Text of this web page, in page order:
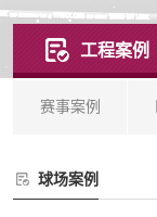
工程案例
赛事案例
球场案例